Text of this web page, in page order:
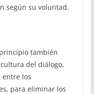
según su voluntad.
también
del diálogo,
entre los
para eliminar los